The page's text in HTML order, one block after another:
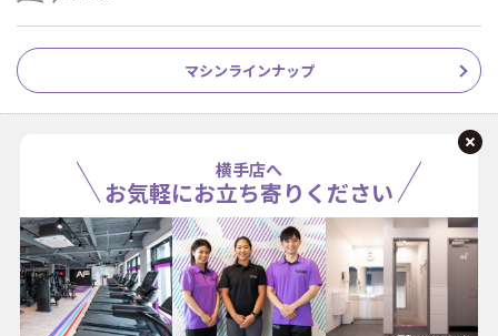
マシンラインナップ
横手店へ
お気軽にお立ち寄りください